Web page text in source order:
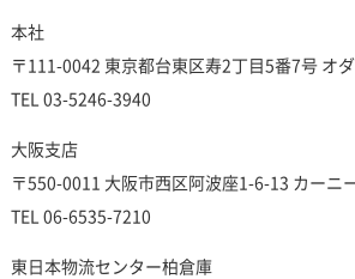
本社
〒111-0042 東京都台東区寿2丁目5番7号 オ
TEL 03-5246-3940
大阪支店
〒550-0011 大阪市西区阿波座1-6-13 カーニ
TEL 06-6535-7210
東日本物流センター柏倉庫